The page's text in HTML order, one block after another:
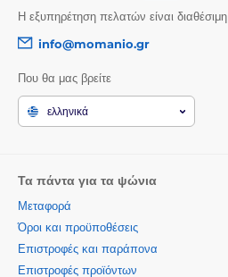
Η εξυπηρέτηση πελατών είναι διαθέσιμη
info@momanio.gr
Που θα μας βρείτε
ελληνικά
Τα πάντα για τα ψώνια
Μεταφορά
Όροι και προϋποθέσεις
Επιστροφές και παράπονα
Επιστροφές προϊόντων